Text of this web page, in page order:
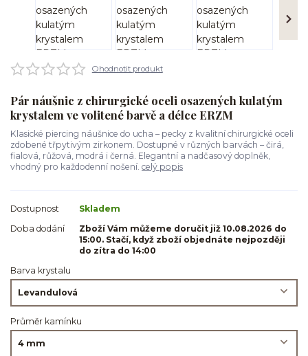
Ohodnotit produkt
Pár náušnic z chirurgické oceli osazených kulatým
krystalem ve volitené barvě a délce ERZM
Klasické piercing náušnice do ucha – pecky z kvalitní chirurgické oceli
zdobené třpytivým zirkonem. Dostupné v různých barvách – čirá,
fialová, růžová, modrá i černá. Elegantní a nadčasový doplněk,
vhodný pro každodenní nošení. celý popis
Dostupnost
Skladem
Doba dodání
Zboží Vám můžeme doručit již 10.08.2026 do
15:00. Stačí, když zboží objednáte nejpozději
do zítra do 14:00
Barva krystalu
Průměr kamínku